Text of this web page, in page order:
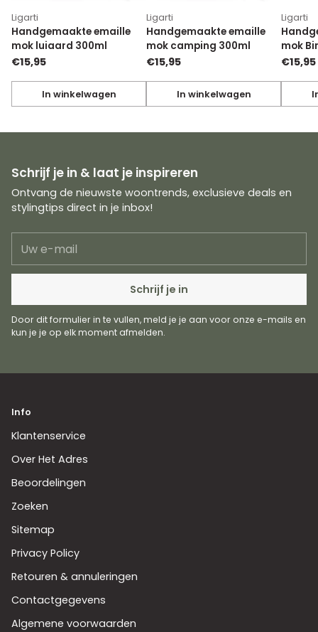
Ligarti
Handgemaakte emaille
mok luiaard 300ml
€15,95
In winkelwagen
Hoeveelheid
Ligarti
Handgemaakte emaille
mok camping 300ml
€15,95
In winkelwagen
Hoeveelheid
Ligarti
mok
€15,95
Schrijf je in & laat je inspireren
Ontvang de nieuwste woontrends, exclusieve deals en
stylingtips direct in je inbox!
e-
mail
Schrijf je in
Door dit formulier in te vullen, meld je je aan voor onze e-mails en
kun je je op elk moment afmelden.
Info
Klantenservice
Over Het Adres
Beoordelingen
Zoeken
Sitemap
Privacy Policy
Retouren & annuleringen
Contactgegevens
Algemene voorwaarden